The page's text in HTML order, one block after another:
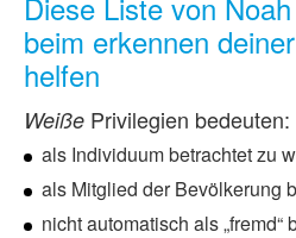
beim erkennen
helfen
Weiße Privilegien bedeuten:
als Individuum betrachtet zu
als Mitglied der Bevölkerung
nicht automatisch als